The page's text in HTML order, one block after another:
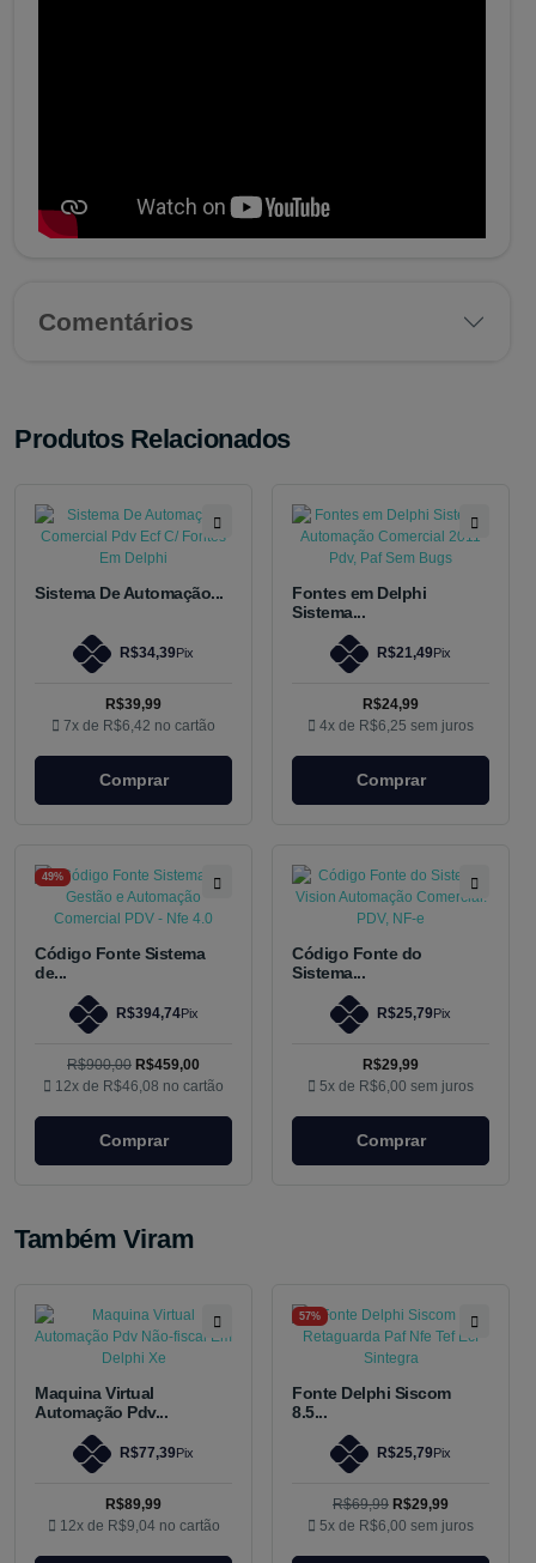
Comentários
Produtos Relacionados
Sistema De Automação...
R$34,39Pix
R$39,99
7x de R$6,42 no cartão
Comprar
Fontes em Delphi
Sistema...
R$21,49Pix
R$24,99
4x de R$6,25 sem juros
Comprar
49%
Código Fonte Sistema
de...
R$394,74Pix
R$900,00 R$459,00
12x de R$46,08 no cartão
Comprar
Código Fonte do
Sistema...
R$25,79Pix
R$29,99
5x de R$6,00 sem juros
Comprar
Também Viram
Maquina Virtual
Automação Pdv...
R$77,39Pix
R$89,99
12x de R$9,04 no cartão
57%
Fonte Delphi Siscom
8.5...
R$25,79Pix
R$69,99 R$29,99
5x de R$6,00 sem juros